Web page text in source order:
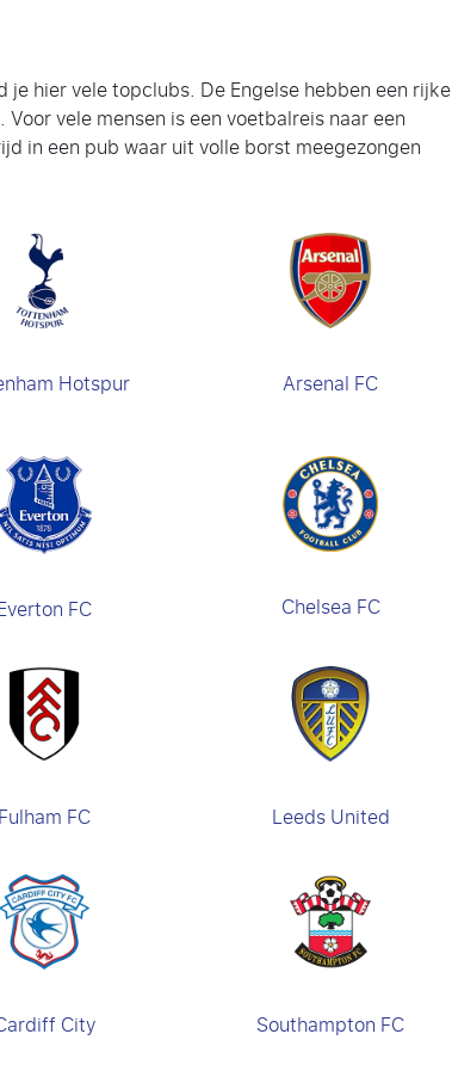
hier vele topclubs. De Engelse hebben een rijke
vele mensen is een voetbalreis naar een
in een pub waar uit volle borst meegezongen
Hotspur Arsenal FC
FC Chelsea FC
Fulham FC Leeds United
City Southampton FC